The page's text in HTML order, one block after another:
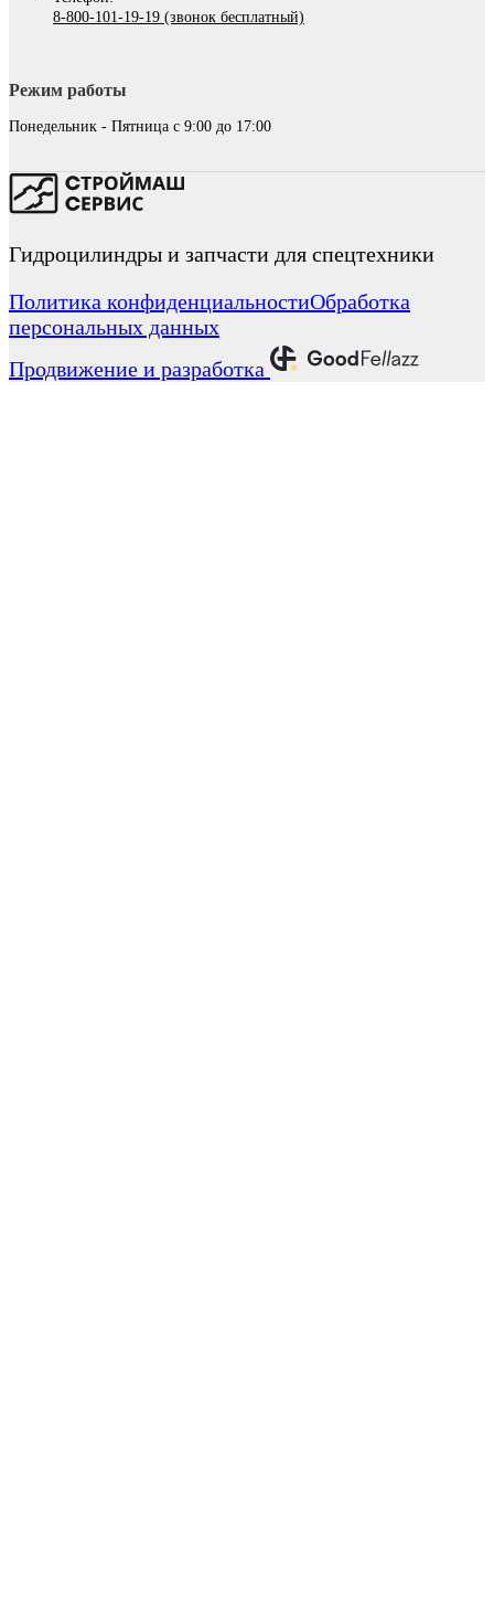
8-800-101-19-19 (звонок бесплатный)
Режим работы
Понедельник - Пятница с 9:00 до 17:00
Гидроцилиндры и запчасти для спецтехники
Политика конфиденциальностиОбработка
персональных данных
Продвижение и разработка